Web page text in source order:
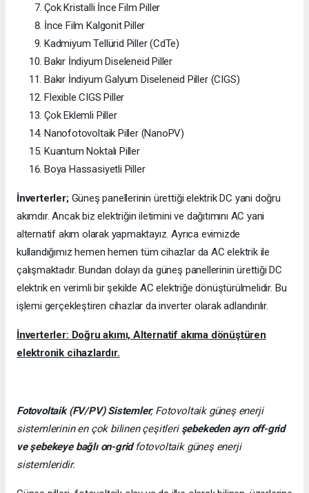
Çok Kristalli İnce Film Piller
İnce Film Kalgonit Piller
Kadmiyum Tellürid Piller (CdTe)
Bakır İndiyum Diseleneid Piller
Bakır İndiyum Galyum Diseleneid Piller (CIGS)
Flexible CIGS Piller
Çok Eklemli Piller
Nanofotovoltaik Piller (NanoPV)
Kuantum Noktalı Piller
Boya Hassasiyetli Piller
İnverterler;Güneş panellerinin ürettiği elektrik DC yani doğru
akımdır. Ancak biz elektriğin iletimini ve dağıtımını AC yani
alternatif akım olarak yapmaktayız. Ayrıca evimizde
kullandığımız hemen hemen tüm cihazlar da AC elektrik ile
çalışmaktadır. Bundan dolayı da güneş panellerinin ürettiği DC
elektrik en verimli bir şekilde AC elektriğe dönüştürülmelidir. Bu
işlemi gerçekleştiren cihazlar da inverter olarak adlandırılır.
İnverterler: Doğru akımı, Alternatif akıma dönüştüren
elektronik cihazlardır.
Fotovoltaik (FV/PV) Sistemler; Fotovoltaik güneş enerji
sistemlerinin en çok bilinen çeşitleri şebekeden ayrı off-grid
ve şebekeye bağlı on-gridfotovoltaik güneş enerji
sistemleridir.